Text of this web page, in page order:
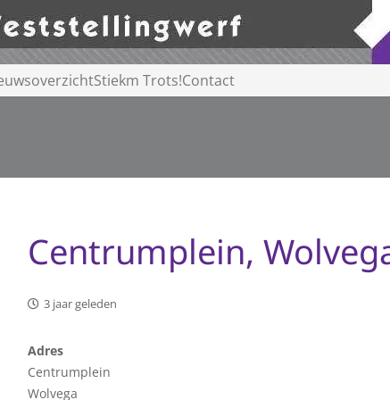
Stiekm Trots!Contact
Centrumplein,
3 jaar geleden
Adres
Centrumplein
Wolvega